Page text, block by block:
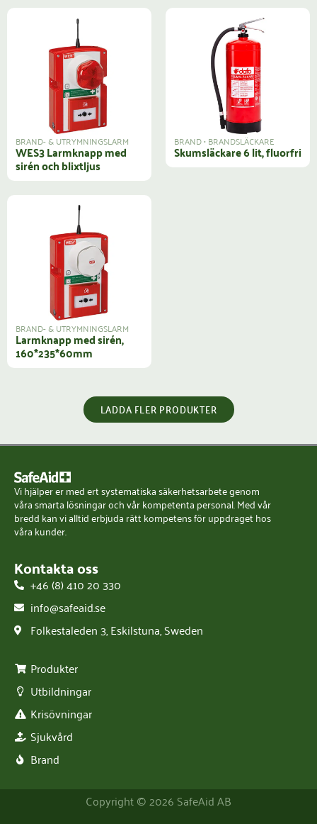
BRAND- & UTRYMNINGSLARM
WES3 Larmknapp med
sirén och blixtljus
BRAND•BRANDSLÄCKARE
Skumsläckare 6 lit, fluorfri
BRAND- & UTRYMNINGSLARM
Larmknapp med sirén,
160*235*60mm
LADDA FLER PRODUKTER
Vi hjälper er med ert systematiska säkerhetsarbete genom
våra smarta lösningar och vår kompetenta personal. Med vår
bredd kan vi alltid erbjuda rätt kompetens för uppdraget hos
våra kunder.
Kontakta oss
+46 (8) 410 20 330
info@safeaid.se
Folkestaleden 3, Eskilstuna, Sweden
Produkter
Utbildningar
Krisövningar
Sjukvård
Brand
Copyright © 2026 SafeAid AB